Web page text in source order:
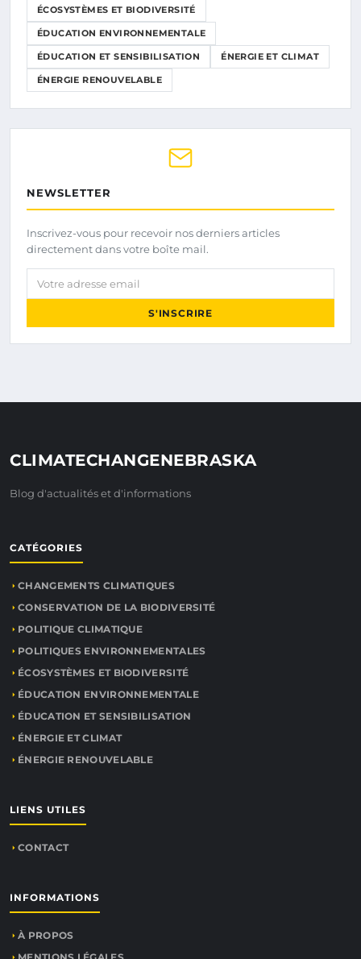
ÉCOSYSTÈMES ET BIODIVERSITÉ
ÉDUCATION ENVIRONNEMENTALE
ÉDUCATION ET SENSIBILISATION ÉNERGIE ET CLIMAT
ÉNERGIE RENOUVELABLE
NEWSLETTER
Inscrivez-vous pour recevoir nos derniers articles
directement dans votre boîte mail.
Votre adresse email
S'INSCRIRE
CLIMATECHANGENEBRASKA
Blog d'actualités et d'informations
CATÉGORIES
CHANGEMENTS CLIMATIQUES
CONSERVATION DE LA BIODIVERSITÉ
POLITIQUE CLIMATIQUE
POLITIQUES ENVIRONNEMENTALES
ÉCOSYSTÈMES ET BIODIVERSITÉ
ÉDUCATION ENVIRONNEMENTALE
ÉDUCATION ET SENSIBILISATION
ÉNERGIE ET CLIMAT
ÉNERGIE RENOUVELABLE
LIENS UTILES
CONTACT
INFORMATIONS
À PROPOS